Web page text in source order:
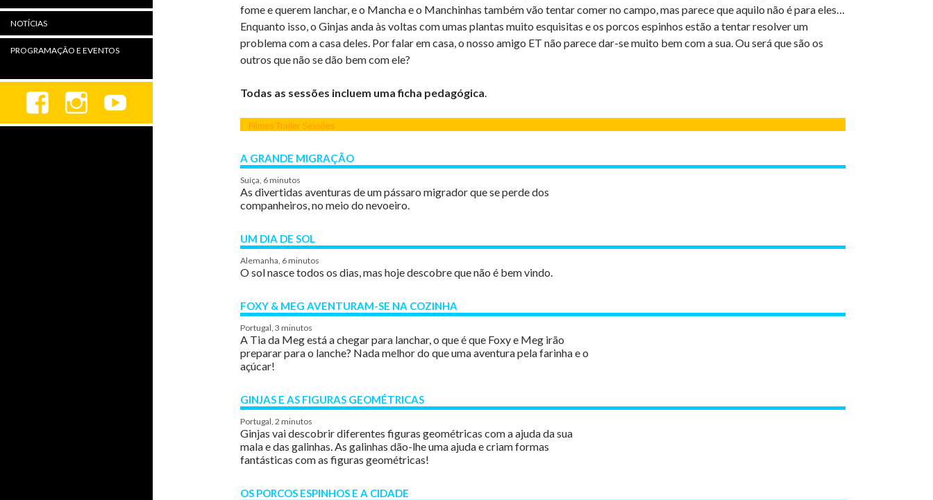
fome e querem lanchar, e o Mancha e o Manchinhas também vão tentar comer no campo, mas parece que aquilo não é para eles…
Enquanto isso, o Ginjas anda às voltas com umas plantas muito esquisitas e os porcos espinhos estão a tentar resolver um
problema com a casa deles. Por falar em casa, o nosso amigo ET não parece dar-se muito bem com a sua. Ou será que são os
outros que não se dão bem com ele?
Todas as sessões incluem uma ficha pedagógica.
Filmes Trailer Sessões
A GRANDE MIGRAÇÃO
Suíça, 6 minutos
As divertidas aventuras de um pássaro migrador que se perde dos
companheiros, no meio do nevoeiro.
UM DIA DE SOL
Alemanha, 6 minutos
O sol nasce todos os dias, mas hoje descobre que não é bem vindo.
FOXY & MEG AVENTURAM-SE NA COZINHA
Portugal, 3 minutos
A Tia da Meg está a chegar para lanchar, o que é que Foxy e Meg irão
preparar para o lanche? Nada melhor do que uma aventura pela farinha e o
açúcar!
GINJAS E AS FIGURAS GEOMÉTRICAS
Portugal, 2 minutos
Ginjas vai descobrir diferentes figuras geométricas com a ajuda da sua
mala e das galinhas. As galinhas dão-lhe uma ajuda e criam formas
fantásticas com as figuras geométricas!
OS PORCOS ESPINHOS E A CIDADE
NOTÍCIAS
PROGRAMAÇÃO E EVENTOS